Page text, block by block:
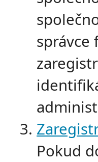
správce
Pokud